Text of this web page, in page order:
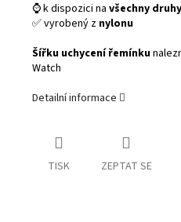
⌚ k dispozici na všechny
✅ vyrobený z nylonu
Šířku uchycení řemínku
Watch
Detailní informace
TISK ZEPTAT SE